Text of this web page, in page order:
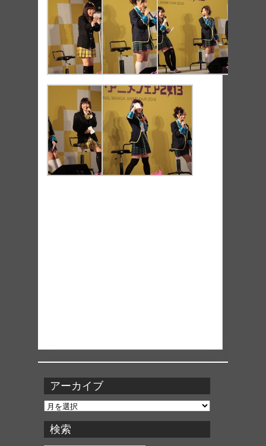
アーカイブ
ア
カ
イ
検索